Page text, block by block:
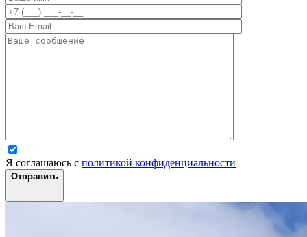
Я соглашаюсь с политикой конфиденциальности
Отправить